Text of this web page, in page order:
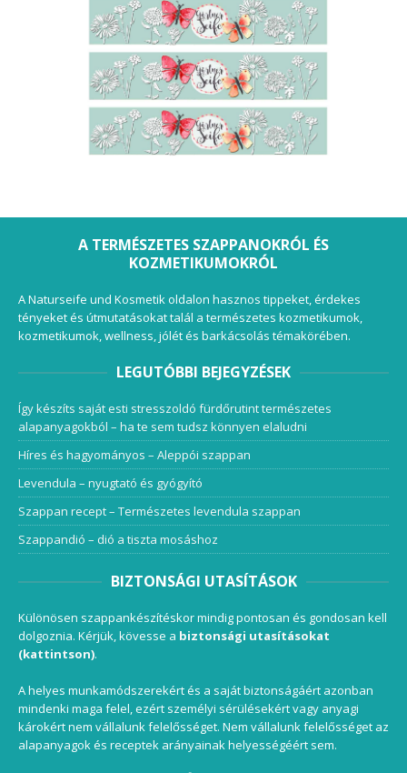
A TERMÉSZETES SZAPPANOKRÓL ÉS
KOZMETIKUMOKRÓL
A Naturseife und Kosmetik oldalon hasznos tippeket, érdekes
tényeket és útmutatásokat talál a természetes kozmetikumok,
kozmetikumok, wellness, jólét és barkácsolás témakörében.
LEGUTÓBBI BEJEGYZÉSEK
Így készíts saját esti stresszoldó fürdőrutint természetes
alapanyagokból – ha te sem tudsz könnyen elaludni
Híres és hagyományos – Aleppói szappan
Levendula – nyugtató és gyógyító
Szappan recept – Természetes levendula szappan
Szappandió – dió a tiszta mosáshoz
BIZTONSÁGI UTASÍTÁSOK
Különösen szappankészítéskor mindig pontosan és gondosan kell
dolgoznia. Kérjük, kövesse a biztonsági utasításokat
(kattintson).
A helyes munkamódszerekért és a saját biztonságáért azonban
mindenki maga felel, ezért személyi sérülésekért vagy anyagi
károkért nem vállalunk felelősséget. Nem vállalunk felelősséget az
alapanyagok és receptek arányainak helyességéért sem.